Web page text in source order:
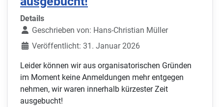
Details
Geschrieben von: Hans-Christian Müller
Veröffentlicht: 31. Januar 2026
Leider können wir aus organisatorischen Gründen
im Moment keine Anmeldungen mehr entgegen
nehmen, wir waren innerhalb kürzester Zeit
ausgebucht!